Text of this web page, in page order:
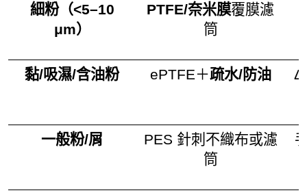
細粉（<5–10
μm）
PTFE/奈米膜覆膜濾
筒
黏/吸濕/含油粉 ePTFE＋疏水/防油
一般粉/屑
PES 針刺不織布或濾
筒